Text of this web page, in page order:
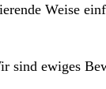
Weise
ewiges